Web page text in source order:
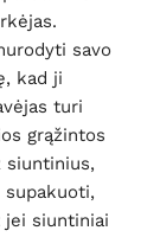
savo
kad ji
turi
grąžintos
siuntinius,
jei siuntiniai